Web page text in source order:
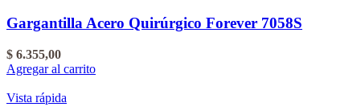
Gargantilla Acero Quirúrgico Forever 7058S
$ 6.355,00
Agregar al carrito
Vista rápida